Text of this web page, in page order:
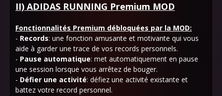
II) ADIDAS RUNNING Premium MOD
Fonctionnalités Premium débloquées par la MOD:
- Records: une fonction amusante et motivante qui vous
aide à garder une trace de vos records personnels.
- Pause automatique: met automatiquement en pause
une session lorsque vous arrêtez de bouger.
- Défier une activité: défiez une activité existante et
battez votre record personnel.